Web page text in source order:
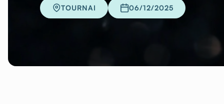
TOURNAI 06/12/2025